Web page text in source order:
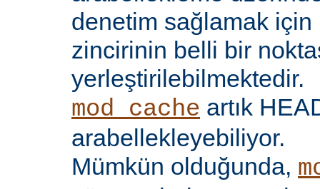
denetim sağlamak
zincirinin belli bir
yerleştirilebilmektedir.
mod_cache artık
arabellekleyebiliyor.
Mümkün olduğunda,